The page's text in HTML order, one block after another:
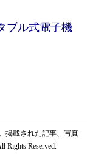
ブル式電子機
掲載された記事、写真
Reserved.